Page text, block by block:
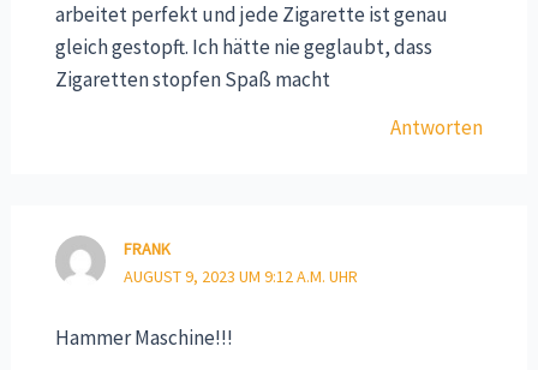
arbeitet perfekt und jede Zigarette ist genau
gleich gestopft. Ich hätte nie geglaubt, dass
Zigaretten stopfen Spaß macht
Antworten
FRANK
AUGUST 9, 2023 UM 9:12 A.M. UHR
Hammer Maschine!!!